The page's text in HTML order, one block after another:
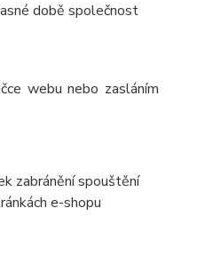
době společnost
webu nebo zasláním
zabránění spouštění
e-shopu